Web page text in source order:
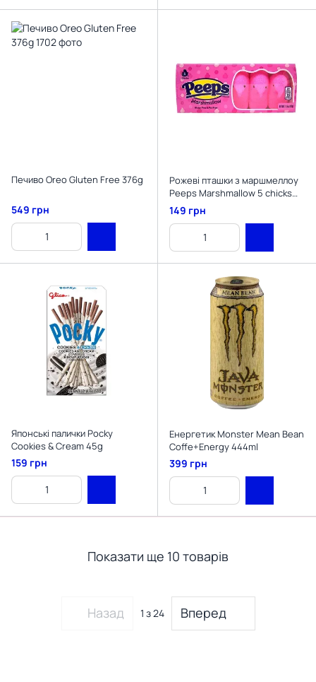
Печиво Oreo Gluten Free 376g
549 грн
Рожеві пташки з маршмеллоу
Peeps Marshmallow 5 chicks
42g
149 грн
Японські палички Pocky
Cookies & Cream 45g
159 грн
Енергетик Monster Mean Bean
Coffe+Energy 444ml
399 грн
Показати ще 10 товарів
Назад 1 з 24 Вперед